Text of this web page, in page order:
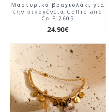
Μαρτυρικό βραχιολάκι για
την οικογένεια Celfie and
Co Fl2605
24.90€